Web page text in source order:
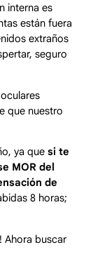
interna es
están fuera
extraños
seguro
que nuestro
ya que si te
MOR del
de
8 horas;
Ahora buscar